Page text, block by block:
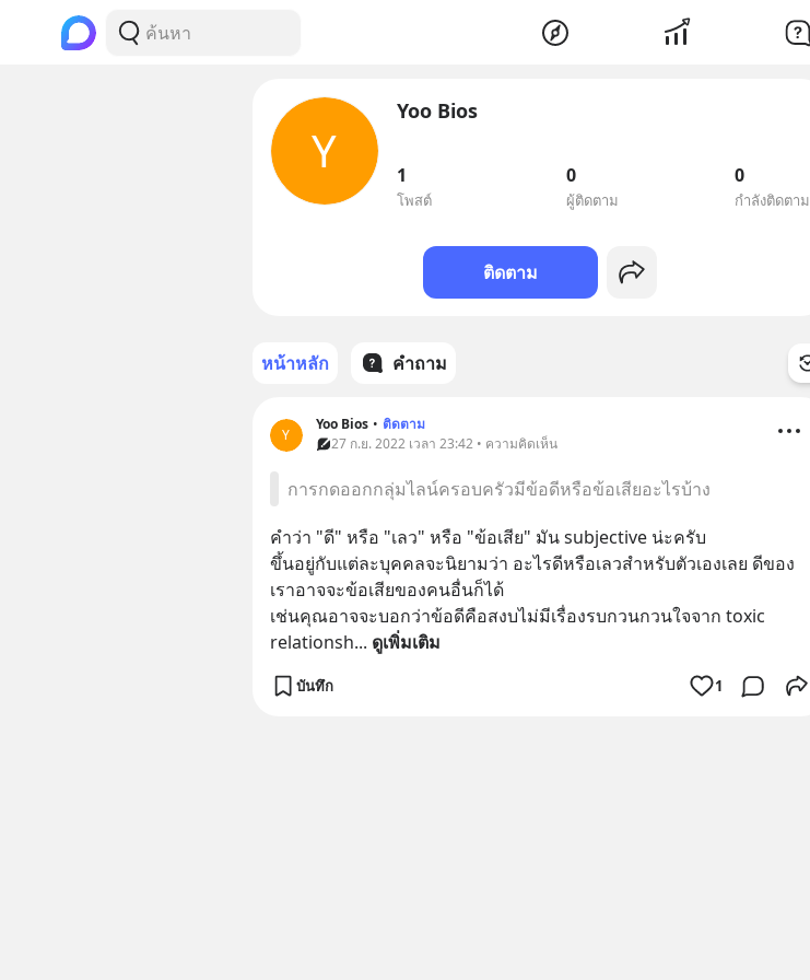
Y
Yoo Bios
1
โพสต์
0
ผู้ติดตาม
0
กำลังติดตาม
ติดตาม
หน้าหลัก คำถาม
Y
Yoo Bios • ติดตาม
27 ก.ย. 2022 เวลา 23:42 • ความคิดเห็น
การกดออกกลุ่มไลน์ครอบครัวมีข้อดีหรือข้อเสียอะไรบ้าง
คำว่า "ดี" หรือ "เลว" หรือ "ข้อเสีย" มัน subjective น่ะครับ
ขึ้นอยู่กับแต่ละบุคคลจะนิยามว่า อะไรดีหรือเลวสำหรับตัวเองเลย ดีของ
เราอาจจะข้อเสียของคนอื่นก็ได้
เช่นคุณอาจจะบอกว่าข้อดีคือสงบไม่มีเรื่องรบกวนกวนใจจาก toxic
relationsh... ดูเพิ่มเติม
บันทึก 1